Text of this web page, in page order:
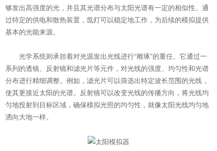
够发出高强度的光，并且其光谱分布与太阳光谱有一定的相似性。通
过特定的供电和散热装置，氙灯可以稳定地工作，为后续的模拟提供
基本的光能来源。
光学系统则承担着对光源发出光线进行“雕琢”的重任。它通过一
系列的透镜、反射镜和滤光片等元件，对光线的强度、均匀性和光谱
分布进行精细调整。例如，滤光片可以筛选出特定波长范围的光线，
使其更接近太阳的光谱。反射镜可以改变光线的传播方向，将光线均
匀地投射到目标区域，确保模拟光照的均匀性，就像太阳光线均匀地
洒向大地一样。